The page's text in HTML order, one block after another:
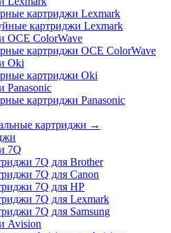
картриджи Lexmark
картриджи Lexmark
OCE ColorWave
картриджи OCE ColorWave
Oki
картриджи Oki
Panasonic
картриджи Panasonic
картриджи →
7Q
7Q для Brother
7Q для Canon
7Q для HP
7Q для Lexmark
7Q для Samsung
Avision